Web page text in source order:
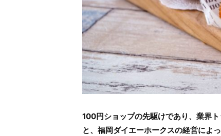
100円ショップの先駆けであり、業界
と、福岡ダイエーホークスの経営によ